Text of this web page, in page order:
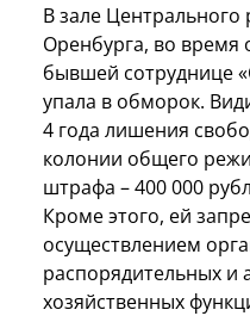
В зале Центрального
Оренбурга, во время
бывшей сотруднице
упала в обморок.
4 года лишения
колонии общего
штрафа – 400 000
Кроме этого, ей
осуществлением
распорядительных и
хозяйственных